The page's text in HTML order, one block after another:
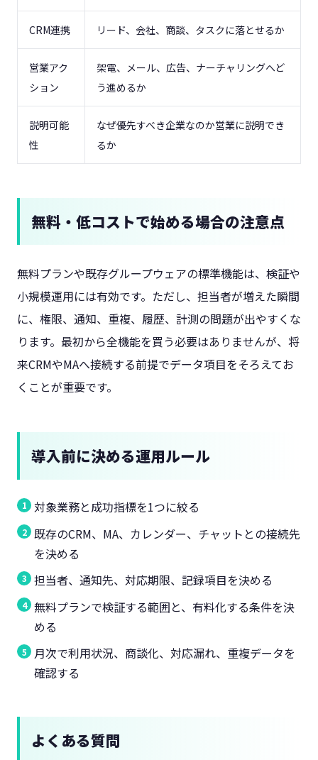
CRM連携 リード、会社、商談、タスクに落とせるか
営業アク
ション
架電、メール、広告、ナーチャリングへど
う進めるか
説明可能
性
なぜ優先すべき企業なのか営業に説明でき
るか
無料・低コストで始める場合の注意点
無料プランや既存グループウェアの標準機能は、検証や
小規模運用には有効です。ただし、担当者が増えた瞬間
に、権限、通知、重複、履歴、計測の問題が出やすくな
ります。最初から全機能を買う必要はありませんが、将
来CRMやMAへ接続する前提でデータ項目をそろえてお
くことが重要です。
導入前に決める運用ルール
対象業務と成功指標を1つに絞る
既存のCRM、MA、カレンダー、チャットとの接続先
を決める
担当者、通知先、対応期限、記録項目を決める
無料プランで検証する範囲と、有料化する条件を決
める
月次で利用状況、商談化、対応漏れ、重複データを
確認する
よくある質問